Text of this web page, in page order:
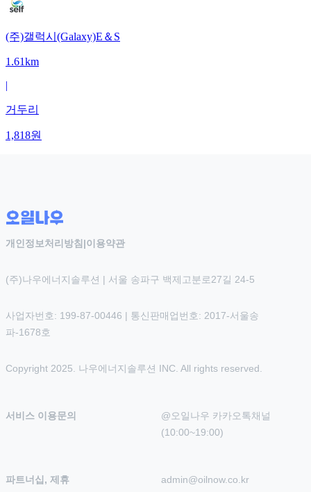
(주)갤럭시(Galaxy)E＆S
1.61km
|
거두리
1,818원
개인정보처리방침 |이용약관
(주)나우에너지솔루션 | 서울 송파구 백제고분로27길 24-5
사업자번호: 199-87-00446 | 통신판매업번호: 2017-서울송
파-1678호
Copyright 2025. 나우에너지솔루션 INC. All rights reserved.
서비스 이용문의
@오일나우 카카오톡채널
(10:00~19:00)
파트너십, 제휴 admin@oilnow.co.kr